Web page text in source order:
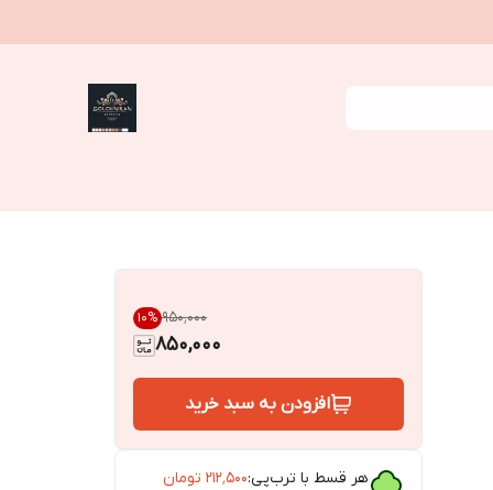
۹۵۰٬۰۰۰ 10%
850,000
افزودن به سبد خرید
هر قسط با ترب‌پی:۲۱۲٬۵۰۰ تومان